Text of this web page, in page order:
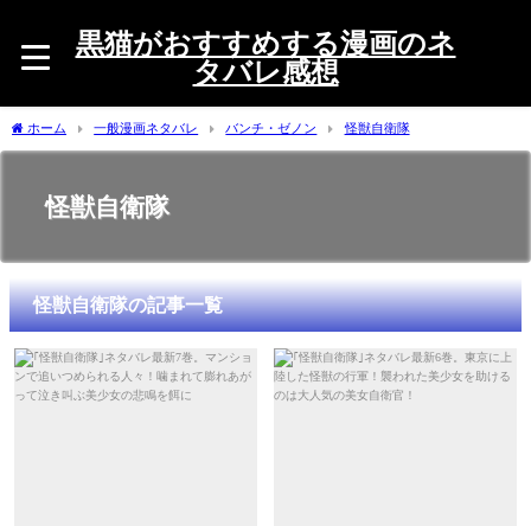
黒猫がおすすめする漫画のネ
タバレ感想
ホーム 一般漫画ネタバレ バンチ・ゼノン 怪獣自衛隊
怪獣自衛隊
怪獣自衛隊の記事一覧